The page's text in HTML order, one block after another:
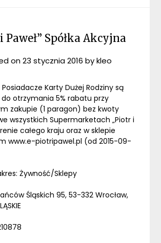
Paweł” Spółka Akcyjna
on23 stycznia 2016 bykleo
Posiadacze Karty Dużej Rodziny są
otrzymania 5% rabatu przy
zakupie (1 paragon) bez kwoty
wszystkich Supermarketach „Piotr i
całego kraju oraz w sklepie
www.e-piotripawel.pl (od 2015-09-
Żywność/Sklepy
Śląskich 95, 53-332 Wrocław,